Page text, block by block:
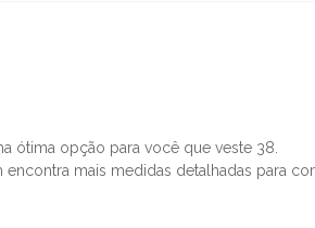
ótima opção para você que veste 38.
mais medidas detalhadas para